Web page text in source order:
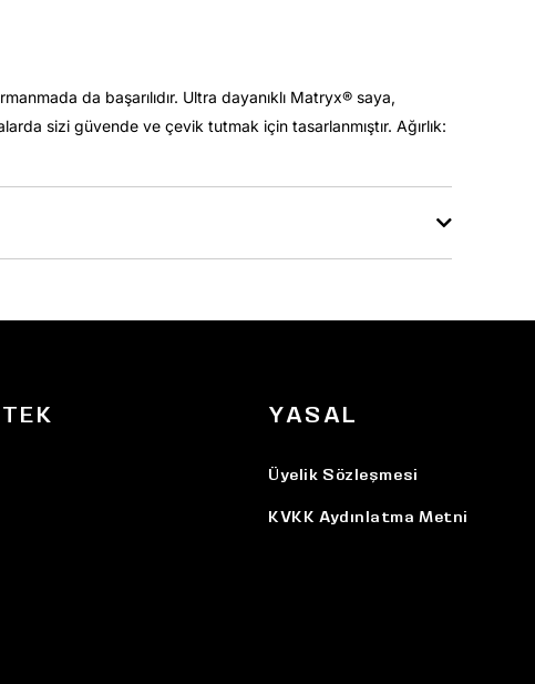
da başarılıdır. Ultra dayanıklı Matryx®️ saya,
sizi güvende ve çevik tutmak için tasarlanmıştır. Ağırlık:
YASAL
Üyelik Sözleşmesi
KVKK Aydınlatma Metni